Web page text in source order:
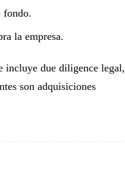
fondo.
la empresa.
incluye due diligence legal,
son adquisiciones